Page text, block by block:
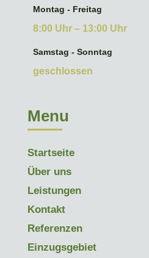
Montag - Freitag
8:00 Uhr – 13:00 Uhr
Samstag - Sonntag
geschlossen
Menu
Startseite
Über uns
Leistungen
Kontakt
Referenzen
Einzugsgebiet